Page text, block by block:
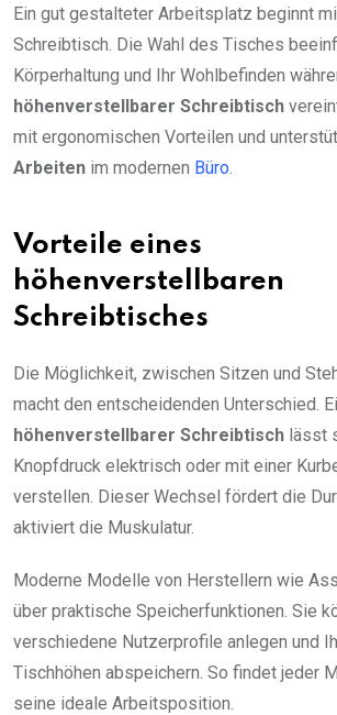
Ein gut gestalteter Arbeitsplatz beginnt
Schreibtisch. Die Wahl des Tisches
Körperhaltung und Ihr Wohlbefinden
höhenverstellbarer Schreibtisch
mit ergonomischen Vorteilen und
Arbeiten im modernen Büro
Vorteile eines
höhenverstellbaren
Schreibtisches
Die Möglichkeit, zwischen Sitzen und
macht den entscheidenden Unterschied.
höhenverstellbarer Schreibtisch lässt
Knopfdruck elektrisch oder mit einer
verstellen. Dieser Wechsel fördert die
aktiviert die Muskulatur.
Moderne Modelle von Herstellern wie
über praktische Speicherfunktionen. Sie
verschiedene Nutzerprofile anlegen und
Tischhöhen abspeichern. So findet jeder
seine ideale Arbeitsposition.